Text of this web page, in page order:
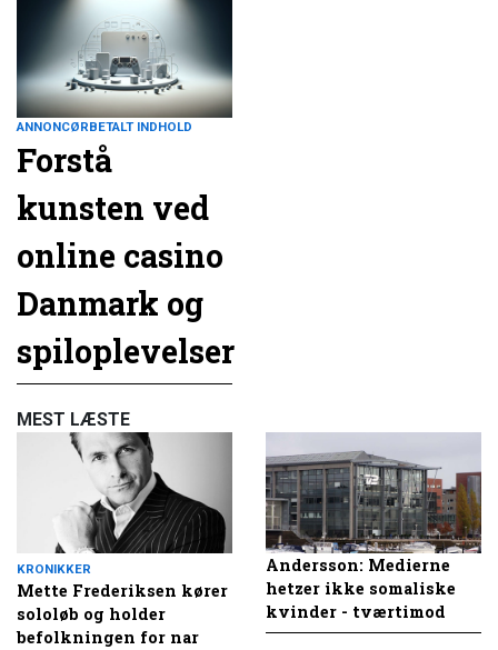
ANNONCØRBETALT INDHOLD
Forstå
kunsten ved
online casino
Danmark og
spiloplevelser
MEST LÆSTE
KRONIKKER
Mette Frederiksen kører
sololøb og holder
befolkningen for nar
Andersson: Medierne
hetzer ikke somaliske
kvinder - tværtimod